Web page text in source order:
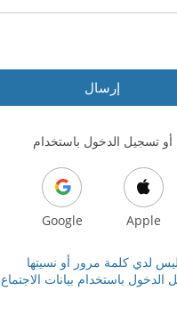
إرسال
أو تسجيل الدخول باستخدام
Apple
Google
ليس لدي كلمة مرور أو نسيتها
الدخول باستخدام بيانات الاجتماع